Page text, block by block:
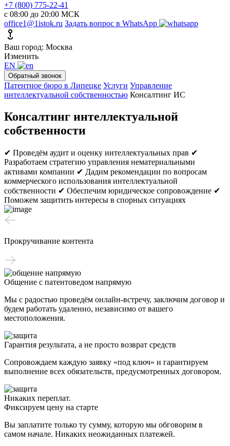
+7 (800) 775-22-41
с 08:00 до 20:00 МСК
office1@1istok.ru Задать вопрос в WhatsApp
Ваш город: Москва
Изменить
EN
Обратный звонок
Патентное бюро в Липецке Услуги Управление
интеллектуальной собственностью Консалтинг ИС
Консалтинг интеллектуальной
собственности
✔ Проведём аудит и оценку интеллектуальных прав ✔
Разработаем стратегию управления нематериальными
активами компании ✔ Дадим рекомендации по вопросам
коммерческого использования интеллектуальной
собственности ✔ Обеспечим юридическое сопровождение ✔
Поможем защитить интересы в спорных ситуациях
Прокручивание контента
Общение с патентоведом напрямую
Мы с радостью проведём онлайн-встречу, заключим договор и
будем работать удаленно, независимо от вашего
местоположения.
Гарантия результата, а не просто возврат средств
Сопровождаем каждую заявку «под ключ» и гарантируем
выполнение всех обязательств, предусмотренных договором.
Никаких переплат.
Фиксируем цену на старте
Вы заплатите только ту сумму, которую мы обговорим в
самом начале. Никаких неожиданных платежей.